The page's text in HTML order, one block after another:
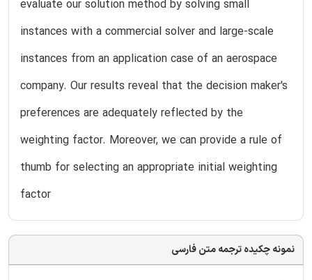
evaluate our solution method by solving small
instances with a commercial solver and large-scale
instances from an application case of an aerospace
company. Our results reveal that the decision maker's
preferences are adequately reflected by the
weighting factor. Moreover, we can provide a rule of
thumb for selecting an appropriate initial weighting
factor
نمونه چکیده ترجمه متن فارسی